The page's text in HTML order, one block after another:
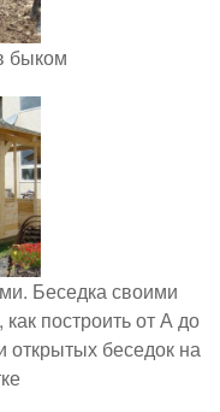
быком
Беседка своими
построить от А до
беседок на